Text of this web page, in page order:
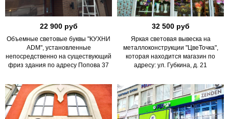
22 900 руб
Объемные световые буквы "КУХНИ
ADM", установленные
непосредственно на существующий
фриз здания по адресу Попова 37
32 500 руб
Яркая световая вывеска на
металлоконструкции "ЦвеТочка",
которая находится магазин по
адресу: ул. Губкина, д. 21